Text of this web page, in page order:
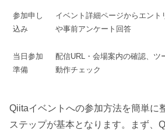
参加申し
込み
イベント詳細ページからエント
や事前アンケート回答
当日参加
準備
配信URL・会場案内の確認、ツ
動作チェック
Qiitaイベントへの参加方法を簡単に
ステップが基本となります。まず、